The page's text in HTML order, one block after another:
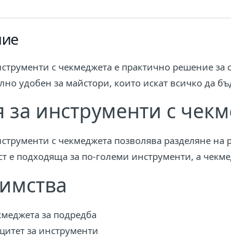
с чекмеджета е практично решение
удобен за майстори, които искат всичко да
за инструменти с
с чекмеджета позволява разделяне
е подходяща за по-големи инструменти, а
за подредба
за инструменти